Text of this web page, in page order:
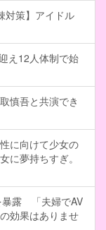
対策】アイドル
え12人体制で始
慎吾と共演でき
に向けて少女の
に夢持ちすぎ。
暴露 「夫婦でAV
効果はありませ